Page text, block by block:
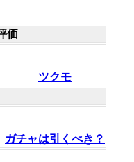
価
ツクモ
ガチャは引くべき？